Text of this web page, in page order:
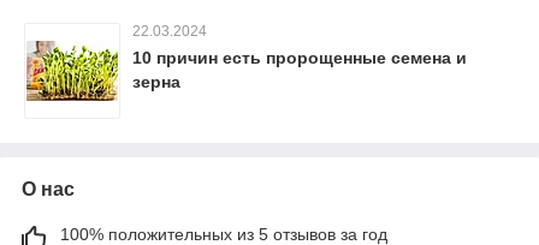
22.03.2024
10 причин есть пророщенные семена и
зерна
О нас
100% положительных из 5 отзывов за год